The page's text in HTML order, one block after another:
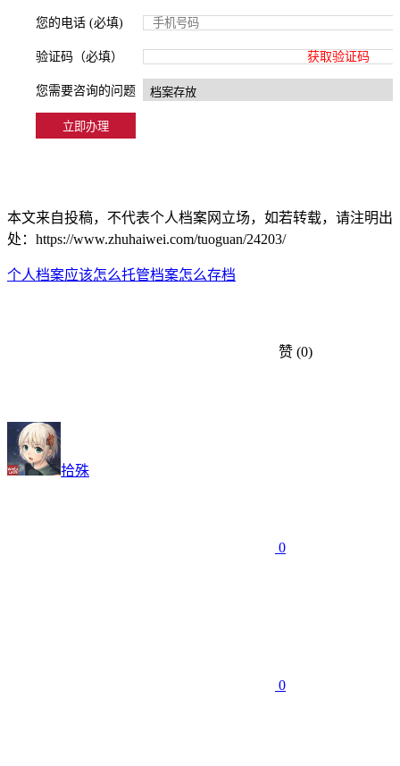
您的电话 (必填)
验证码（必填） 获取验证码
您需要咨询的问题
本文来自投稿，不代表个人档案网立场，如若转载，请注明出
处：https://www.zhuhaiwei.com/tuoguan/24203/
个人档案应该怎么托管档案怎么存档
赞 (0)
拾殊
0
0